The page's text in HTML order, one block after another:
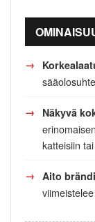
Näkyvä
katteisiin
Aito